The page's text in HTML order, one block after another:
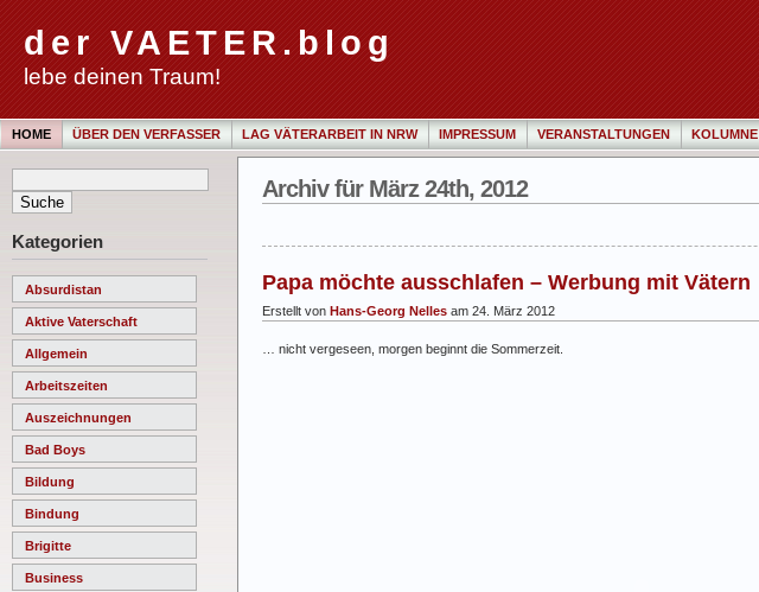
der VAETER.blog
lebe deinen Traum!
HOME ÜBER DEN VERFASSER LAG VÄTERARBEIT IN NRW IMPRESSUM VERANSTALTUNGEN KOLUMNE
Kategorien
Absurdistan
Aktive Vaterschaft
Allgemein
Arbeitszeiten
Auszeichnungen
Bad Boys
Bildung
Bindung
Brigitte
Business
Archiv für März 24th, 2012
Papa möchte ausschlafen – Werbung mit Vätern
Erstellt von Hans-Georg Nelles am 24. März 2012
… nicht vergeseen, morgen beginnt die Sommerzeit.